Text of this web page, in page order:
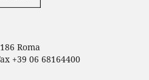
Roma
+39 06 68164400